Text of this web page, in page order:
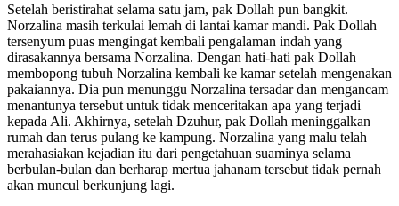
Setelah beristirahat selama satu jam, pak Dollah pun bangkit.
Norzalina masih terkulai lemah di lantai kamar mandi. Pak Dollah
tersenyum puas mengingat kembali pengalaman indah yang
dirasakannya bersama Norzalina. Dengan hati-hati pak Dollah
membopong tubuh Norzalina kembali ke kamar setelah mengenakan
pakaiannya. Dia pun menunggu Norzalina tersadar dan mengancam
menantunya tersebut untuk tidak menceritakan apa yang terjadi
kepada Ali. Akhirnya, setelah Dzuhur, pak Dollah meninggalkan
rumah dan terus pulang ke kampung. Norzalina yang malu telah
merahasiakan kejadian itu dari pengetahuan suaminya selama
berbulan-bulan dan berharap mertua jahanam tersebut tidak pernah
akan muncul berkunjung lagi.